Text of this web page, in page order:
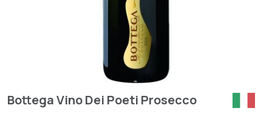
Bottega Vino Dei Poeti Prosecco